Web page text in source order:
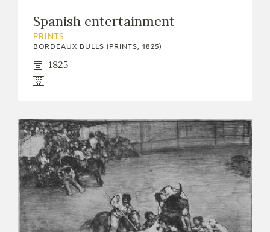
ACTIVIDADES
ACTUALIDAD
FRANCISCO DE GOYA
Spanish entertainment
PRINTS
BORDEAUX BULLS (PRINTS, 1825)
1825